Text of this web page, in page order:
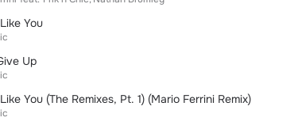
You
Up
You (The Remixes, Pt. 1) (Mario Ferrini Remix)